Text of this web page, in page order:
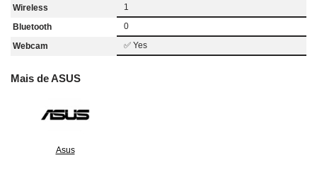
Wireless
1
Bluetooth
0
Webcam
✅ Yes
Mais de ASUS
Asus